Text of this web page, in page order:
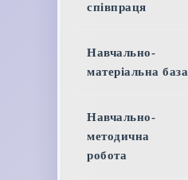
співпраця
Навчально-
матеріальна база
Навчально-
методична
робота